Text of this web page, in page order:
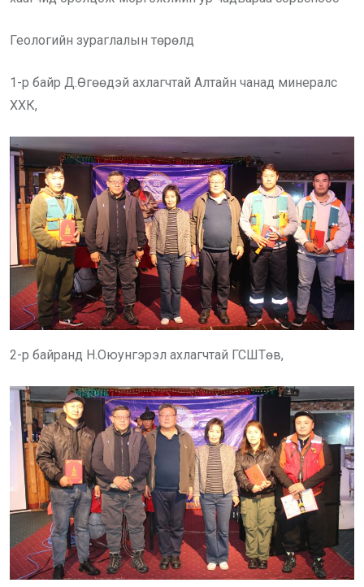
Геологийн зураглалын төрөлд
1-р байр Д.Өгөөдэй ахлагчтай Алтайн чанад минералс
ХХК,
2-р байранд Н.Оюунгэрэл ахлагчтай ГСШТөв,